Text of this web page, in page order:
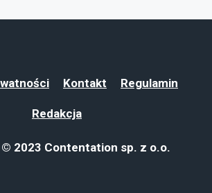
Kontakt Regulamin
Redakcja
2023 Contentation sp. z o.o.